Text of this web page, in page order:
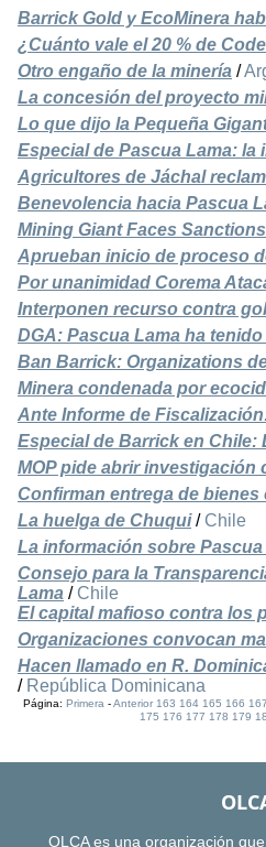
Barrick Gold y EcoMinera
¿Cuánto vale el 20 % de
Otro engaño de la minería /
La concesión del proyecto
Lo que dijo la Pequeña
Especial de Pascua Lama:
Agricultores de Jáchal
Benevolencia hacia Pascua
Mining Giant Faces
Aprueban inicio de proceso
Por unanimidad Corema
Interponen recurso contra
DGA: Pascua Lama ha
Ban Barrick: Organizations
Minera condenada por
Ante Informe de
Especial de Barrick en Chile:
MOP pide abrir investigación
Confirman entrega de
La huelga de Chuqui/ Chile
La información sobre
Consejo para la
Lama / Chile
El capital mafioso contra los
Organizaciones convocan
Hacen llamado en R.
/ República Dominicana
Página:Primera -Anterior 163 164 165 166 167
175 176 177 178 179
OLCA es una organización